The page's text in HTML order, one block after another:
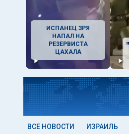
ИСПАНЕЦ ЗРЯ
НАПАЛ НА
РЕЗЕРВИСТА
ЦАХАЛА
ВСЕ НОВОСТИ ИЗРАИЛЬ